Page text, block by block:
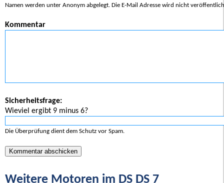
Namen werden unter Anonym abgelegt. Die E-Mail Adresse wird nicht
Kommentar
Sicherheitsfrage:
Wieviel ergibt 9 minus 6?
Die Überprüfung dient dem Schutz vor Spam.
Weitere Motoren im DS DS 7